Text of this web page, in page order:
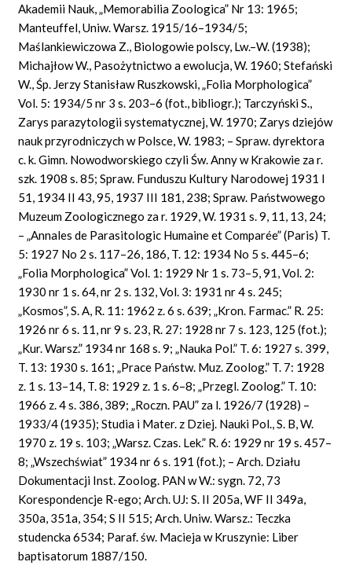
Akademii Nauk, „Memorabilia Zoologica” Nr 13: 1965;
Manteuffel, Uniw. Warsz. 1915/16–1934/5;
Maślankiewiczowa Z., Biologowie polscy, Lw.–W. (1938);
Michajłow W., Pasożytnictwo a ewolucja, W. 1960; Stefański
W., Śp. Jerzy Stanisław Ruszkowski, „Folia Morphologica”
Vol. 5: 1934/5 nr 3 s. 203–6 (fot., bibliogr.); Tarczyński S.,
Zarys parazytologii systematycznej, W. 1970; Zarys dziejów
nauk przyrodniczych w Polsce, W. 1983; – Spraw. dyrektora
c. k. Gimn. Nowodworskiego czyli Św. Anny w Krakowie za r.
szk. 1908 s. 85; Spraw. Funduszu Kultury Narodowej 1931 I
51, 1934 II 43, 95, 1937 III 181, 238; Spraw. Państwowego
Muzeum Zoologicznego za r. 1929, W. 1931 s. 9, 11, 13, 24;
– „Annalesde Parasitologic Humaine et Comparée” (Paris) T.
5: 1927 No 2s. 117–26, 186, T. 12: 1934 No 5s.445–6;
„Folia Morphologica” Vol. 1: 1929 Nr 1s. 73–5, 91,Vol. 2:
1930 nr 1s.64,nr 2s. 132,Vol. 3: 1931nr4s. 245;
„Kosmos”,S. A, R. 11: 1962 z.6s.639; „Kron. Farmac.” R. 25:
1926nr6s. 11,nr9s. 23, R. 27: 1928nr 7s. 123, 125 (fot.);
„Kur.Warsz.” 1934nr 168s.9; „Nauka Pol.” T.6: 1927s. 399,
T. 13: 1930s. 161; „Prace Państw. Muz. Zoolog.” T. 7: 1928
z. 1s. 13–14, T.8: 1929 z. 1s.6–8; „Przegl. Zoolog.” T. 10:
1966 z. 4s. 386, 389; „Roczn. PAU” za l. 1926/7 (1928) –
1933/4 (1935); Studia i Mater. z Dziej. Nauki Pol.,S. B, W.
1970 z. 19 s. 103; „Warsz. Czas. Lek.” R. 6: 1929 nr 19 s. 457–
8; „Wszechświat” 1934 nr 6 s. 191 (fot.); – Arch. Działu
Dokumentacji Inst. Zoolog. PAN w W.: sygn. 72, 73
Korespondencje R-ego; Arch.UJ:S. II 205a, WF II 349a,
350a, 351a, 354;S II 515; Arch.Uniw. Warsz.: Teczka
studencka 6534; Paraf. św. Macieja w Kruszynie: Liber
baptisatorum 1887/150.